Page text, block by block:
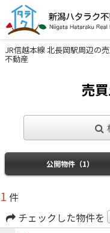
JR信越本線 北長岡駅周辺の
不動産
売
公開物件（1）
1 件
チェックした物件を